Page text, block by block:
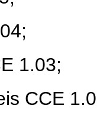
1.03;
CCE